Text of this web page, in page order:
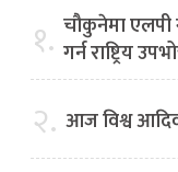
१. चौकुनेमा एलपी
गर्न राष्ट्रिय
२. आज विश्व